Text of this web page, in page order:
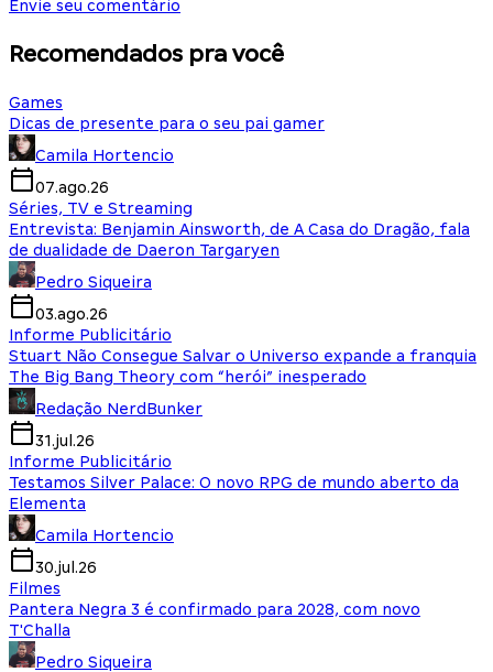
Envie seu comentário
Recomendados pra você
Games
Dicas de presente para o seu pai gamer
Camila Hortencio
07.ago.26
Séries, TV e Streaming
Entrevista: Benjamin Ainsworth, de A Casa do Dragão, fala
de dualidade de Daeron Targaryen
Pedro Siqueira
03.ago.26
Informe Publicitário
Stuart Não Consegue Salvar o Universo expande a franquia
The Big Bang Theory com “herói” inesperado
Redação NerdBunker
31.jul.26
Informe Publicitário
Testamos Silver Palace: O novo RPG de mundo aberto da
Elementa
Camila Hortencio
30.jul.26
Filmes
Pantera Negra 3 é confirmado para 2028, com novo
T'Challa
Pedro Siqueira